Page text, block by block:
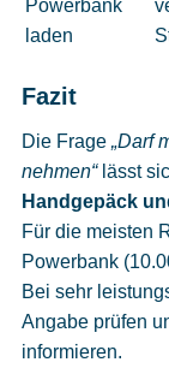
Powerbank
laden
Fazit
Die Frage „Darf
nehmen“lässt
Handgepäck
Für die meisten
Powerbank
Bei sehr
Angabe prüfen
informieren.